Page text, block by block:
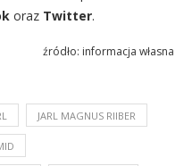
oraz Twitter.
źródło: informacja własna
JARL MAGNUS RIIBER